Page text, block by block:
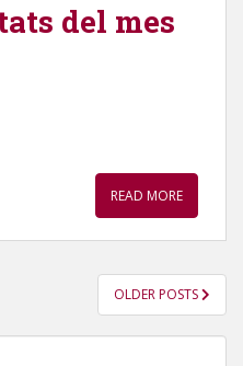
del mes
READ MORE
OLDER POSTS